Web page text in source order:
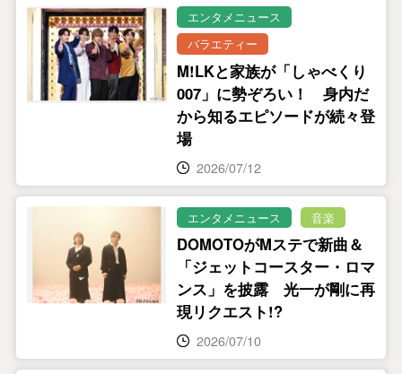
エンタメニュース
バラエティー
M!LKと家族が「しゃべくり
007」に勢ぞろい！ 身内だ
から知るエピソードが続々登
場
2026/07/12
エンタメニュース 音楽
DOMOTOがMステで新曲＆
「ジェットコースター・ロマ
ンス」を披露 光一が剛に再
現リクエスト!?
2026/07/10